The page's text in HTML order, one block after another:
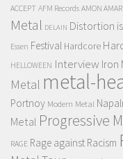
ACCEPT AFM Records AMON
Metal DELAIN Distortion
Essen Festival Hardcore
HELLOWEEN Interview Iron
Metal metal-
Portnoy Modern Metal
Metal Progressive
RAGE Rage against Racism